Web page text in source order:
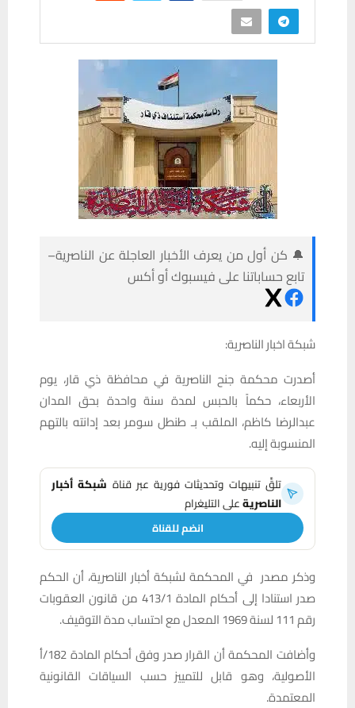
🔔 كن أول من يعرف الأخبار العاجلة عن الناصرية–
تابع حساباتنا على فيسبوك أو أكس
شبكة اخبار الناصرية:
أصدرت محكمة جنح الناصرية في محافظة ذي قار، يوم
الأربعاء، حكماً بالحبس لمدة سنة واحدة بحق المدان
عبدالرضا كاظم، الملقب بـ طنطل سومر بعد إدانته بالتهم
المنسوبة إليه.
تلقَّ تنبيهات وتحديثات فورية عبر قناة شبكة أخبار
الناصريةعلى التليغرام
انضم للقناة
وذكر مصدر في المحكمة لشبكة أخبار الناصرية، أن الحكم
صدر استنادا إلى أحكام المادة 413/1 من قانون العقوبات
رقم 111 لسنة 1969 المعدل مع احتساب مدة التوقيف.
وأضافت المحكمة أن القرار صدر وفق أحكام المادة 182/أ
الأصولية، وهو قابل للتمييز حسب السياقات القانونية
المعتمدة.